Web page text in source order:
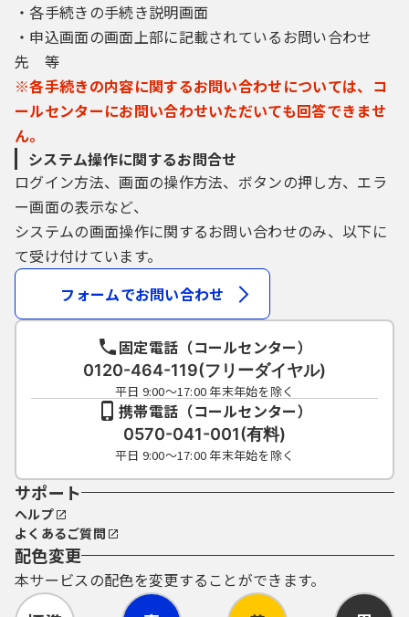
・各手続きの手続き説明画面
・申込画面の画面上部に記載されているお問い合わせ
先 等
※各手続きの内容に関するお問い合わせについては、コ
ールセンターにお問い合わせいただいても回答できませ
ん。
システム操作に関するお問合せ
ログイン方法、画面の操作方法、ボタンの押し方、エラ
ー画面の表示など、
システムの画面操作に関するお問い合わせのみ、以下に
て受け付けています。
フォームでお問い合わせ
固定電話（コールセンター）
0120-464-119(フリーダイヤル)
平日 9:00～17:00 年末年始を除く
携帯電話（コールセンター）
0570-041-001(有料)
平日 9:00～17:00 年末年始を除く
サポート
ヘルプ
よくあるご質問
配色変更
本サービスの配色を変更することができます。